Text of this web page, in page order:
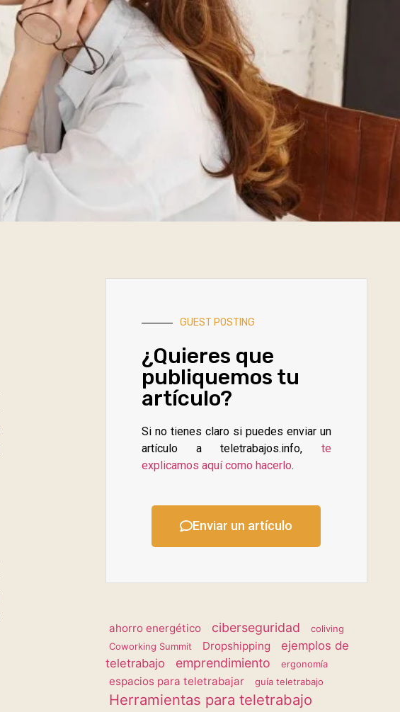
GUEST POSTING
¿Quieres que
publiquemos tu
artículo?
Si no tienes claro si puedes enviar un
artículo a teletrabajos.info, te
explicamos aquí como hacerlo.
Enviar un artículo
ahorro energético ciberseguridad
coliving
Coworking Summit
Dropshipping
ejemplos de
teletrabajo
emprendimiento ergonomía
espacios para teletrabajar guía teletrabajo
Herramientas para teletrabajo